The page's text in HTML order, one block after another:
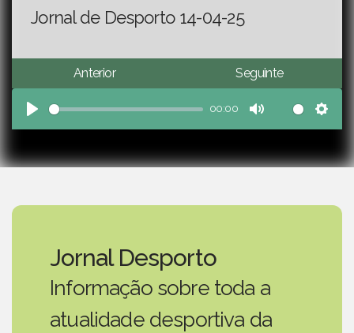
Jornal de Desporto 14-04-25
Anterior Seguinte
Play
00:00
Mute
Jornal Desporto
Informação sobre toda a
atualidade desportiva da